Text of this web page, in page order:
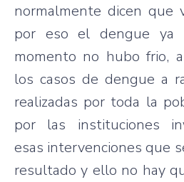
normalmente dicen
por eso el dengue ya
momento no hubo frio,
los casos de dengue a
realizadas por toda la
por las instituciones
esas intervenciones que
resultado y ello no hay